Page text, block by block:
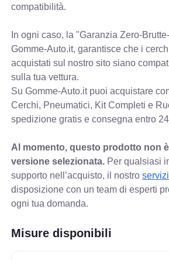
compatibilità.
In ogni caso, la "Garanzia Zero-
Gomme-Auto.it, garantisce che i
acquistati sul nostro sito siano
sulla tua vettura.
Su Gomme-Auto.it puoi acquistare
Cerchi, Pneumatici, Kit Completi e
spedizione gratis e consegna entro
Al momento, questo prodotto non
versione selezionata. Per qualsiasi
supporto nell’acquisto, il nostro
disposizione con un team di esperti
ogni tua domanda.
Misure disponibili